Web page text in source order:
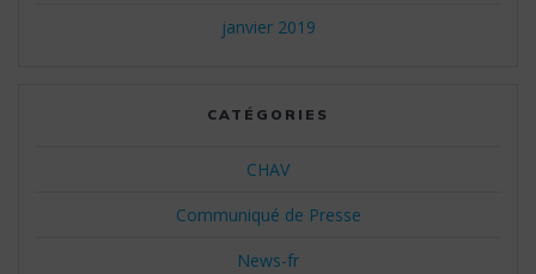
janvier 2019
CATÉGORIES
CHAV
Communiqué de Presse
News-fr